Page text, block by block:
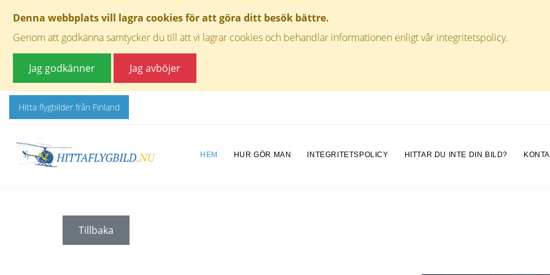
Denna webbplats vill lagra cookies för att göra ditt besök bättre.
Genom att godkänna samtycker du till att vi lagrar cookies och behandlar informationen enligt vår integritetspolicy.
Jag godkänner Jag avböjer
Hitta flygbilder från Finland
HEM HUR GÖR MAN INTEGRITETSPOLICY HITTAR DU INTE DIN BILD?
Tillbaka